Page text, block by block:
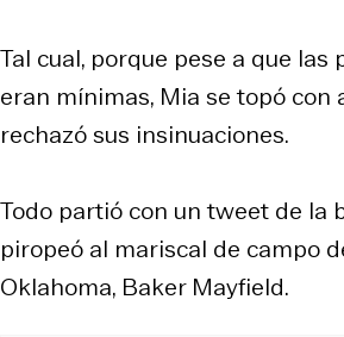
Tal cual, porque pese a que las
eran mínimas, Mia se topó con
rechazó sus insinuaciones.
Todo partió con un tweet de la
piropeó al mariscal de campo
Oklahoma, Baker Mayfield.